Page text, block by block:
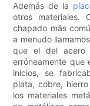
Además de la
otros materiales.
chapado más
a menudo
que el del acero
erróneamente que
inicios, se
plata, cobre,
los materiales